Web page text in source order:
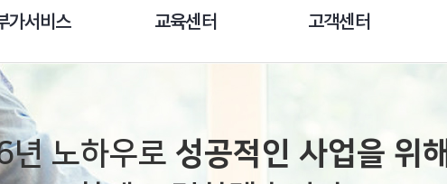
가서비스 교육센터 고객센터
년 노하우로 성공적인 사업을 위해